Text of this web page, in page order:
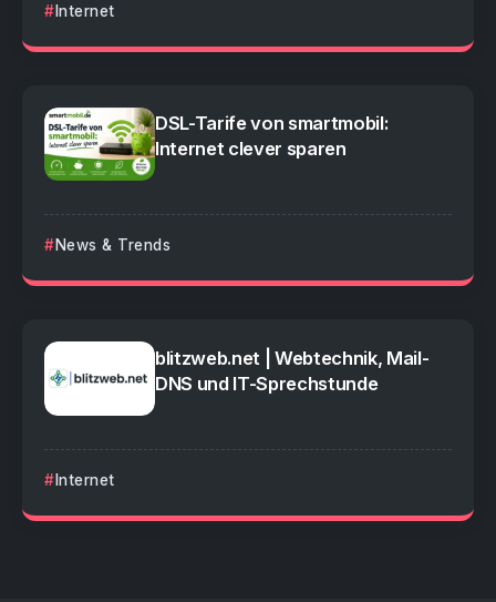
Internet
DSL-Tarife von smartmobil:
Internet clever sparen
News & Trends
blitzweb.net | Webtechnik, Mail-
DNS und IT-Sprechstunde
Internet